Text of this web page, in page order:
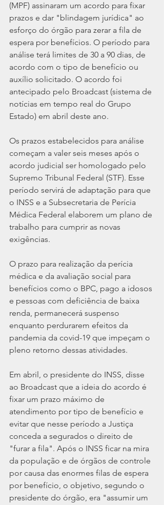
(MPF) assinaram um acordo para fixar
prazos e dar "blindagem jurídica" ao
esforço do órgão para zerar a fila de
espera por benefícios. O período para
análise terá limites de 30 a 90 dias, de
acordo com o tipo de benefício ou
auxílio solicitado. O acordo foi
antecipado pelo Broadcast (sistema de
notícias em tempo real do Grupo
Estado) em abril deste ano.
Os prazos estabelecidos para análise
começam a valer seis meses após o
acordo judicial ser homologado pelo
Supremo Tribunal Federal (STF). Esse
período servirá de adaptação para que
o INSS e a Subsecretaria de Perícia
Médica Federal elaborem um plano de
trabalho para cumprir as novas
exigências.
O prazo para realização da perícia
médica e da avaliação social para
benefícios como o BPC, pago a idosos
e pessoas com deficiência de baixa
renda, permanecerá suspenso
enquanto perdurarem efeitos da
pandemia da covid-19 que impeçam o
pleno retorno dessas atividades.
Em abril, o presidente do INSS, disse
ao Broadcast que a ideia do acordo é
fixar um prazo máximo de
atendimento por tipo de benefício e
evitar que nesse período a Justiça
conceda a segurados o direito de
"furar a fila". Após o INSS ficar na mira
da população e de órgãos de controle
por causa das enormes filas de espera
por benefício, o objetivo, segundo o
presidente do órgão, era "assumir um